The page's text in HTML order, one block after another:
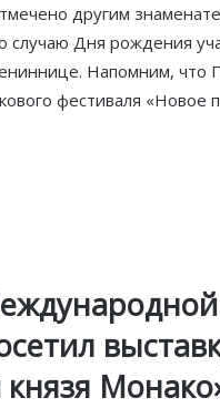
другим
случаю Дня рождения
Напомним, что
фестиваля «Новое